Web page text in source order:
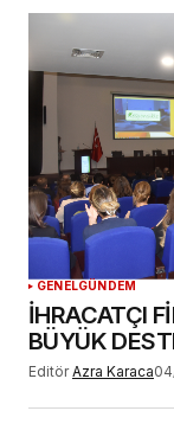
Daha
adım, e-
YORUM
GENELGÜNDEM
İHRACATÇI
BÜYÜK
Editör Azra Karaca